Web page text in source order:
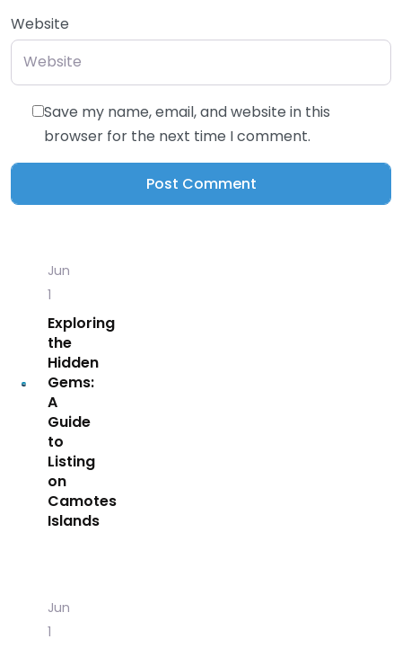
Website
Save my name, email, and website in this
browser for the next time I comment.
Jun
1
Exploring
the
Hidden
Gems:
A
Guide
to
Listing
on
Camotes
Islands
Jun
1